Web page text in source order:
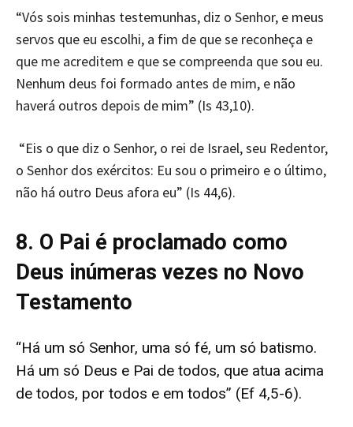
“Vós sois minhas testemunhas, diz o Senhor, e meus
servos que eu escolhi, a fim de que se reconheça e
que me acreditem e que se compreenda que sou eu.
Nenhum deus foi formado antes de mim, e não
haverá outros depois de mim” (Is 43,10).
“Eis o que diz o Senhor, o rei de Israel, seu Redentor,
o Senhor dos exércitos: Eu sou o primeiro e o último,
não há outro Deus afora eu” (Is 44,6).
8. O Pai é proclamado como
Deus inúmeras vezes no Novo
Testamento
“Há um só Senhor, uma só fé, um só batismo.
Há um só Deus e Pai de todos, que atua acima
de todos, por todos e em todos” (Ef 4,5-6).